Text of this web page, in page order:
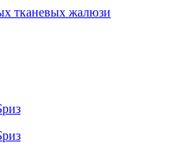
тканевых жалюзи